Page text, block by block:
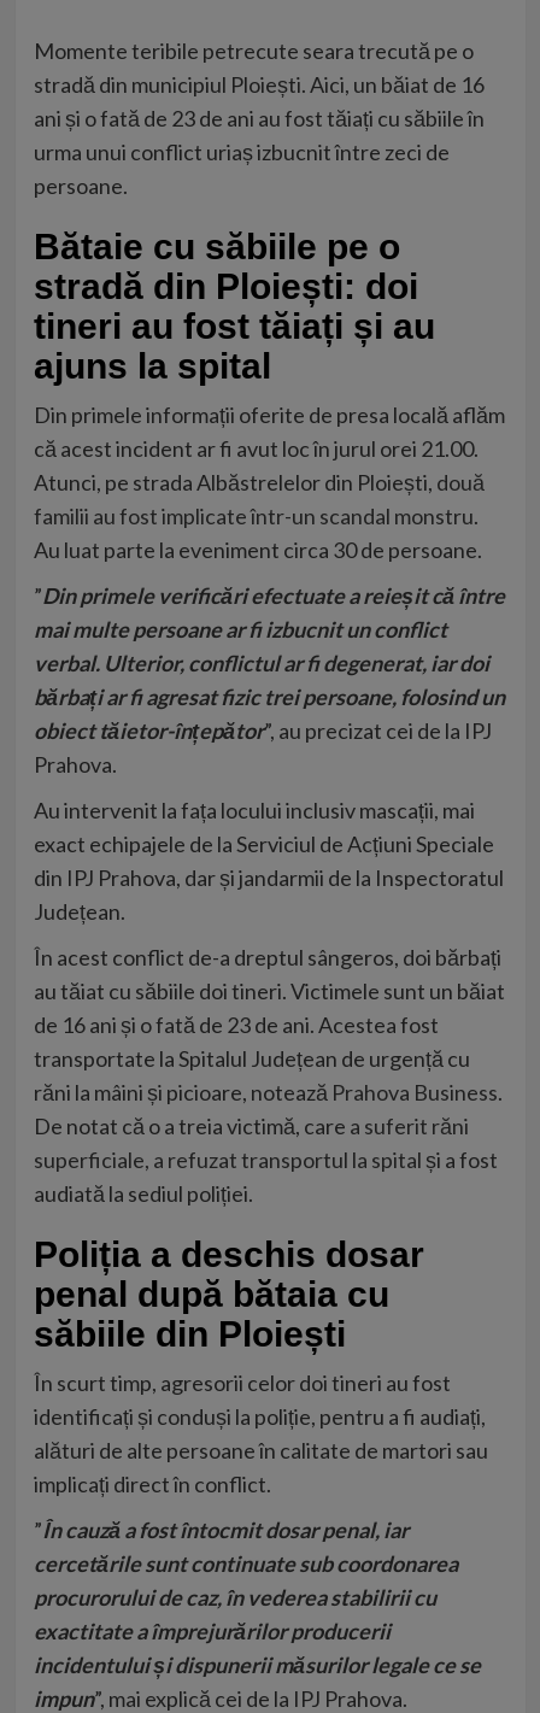
Momente teribile petrecute seara trecută pe o
stradă din municipiul Ploiești. Aici, un băiat de 16
ani și o fată de 23 de ani au fost tăiați cu săbiile în
urma unui conflict uriaș izbucnit între zeci de
persoane.
Bătaie cu săbiile pe o
stradă din Ploiești: doi
tineri au fost tăiați și au
ajuns la spital
Din primele informații oferite de presa locală aflăm
că acest incident ar fi avut loc în jurul orei 21.00.
Atunci, pe strada Albăstrelelor din Ploiești, două
familii au fost implicate într-un scandal monstru.
Au luat parte la eveniment circa 30 de persoane.
”Din primele verificări efectuate a reieșit că între
mai multe persoane ar fi izbucnit un conflict
verbal. Ulterior, conflictul ar fi degenerat, iar doi
bărbați ar fi agresat fizic trei persoane, folosind un
obiect tăietor-înțepător”, au precizat cei de la IPJ
Prahova.
Au intervenit la fața locului inclusiv mascații, mai
exact echipajele de la Serviciul de Acțiuni Speciale
din IPJ Prahova, dar și jandarmii de la Inspectoratul
Județean.
În acest conflict de-a dreptul sângeros, doi bărbați
au tăiat cu săbiile doi tineri. Victimele sunt un băiat
de 16 ani și o fată de 23 de ani. Acestea fost
transportate la Spitalul Județean de urgență cu
răni la mâini și picioare, notează Prahova Business.
De notat că o a treia victimă, care a suferit răni
superficiale, a refuzat transportul la spital și a fost
audiată la sediul poliției.
Poliția a deschis dosar
penal după bătaia cu
săbiile din Ploiești
În scurt timp, agresorii celor doi tineri au fost
identificați și conduși la poliție, pentru a fi audiați,
alături de alte persoane în calitate de martori sau
implicați direct în conflict.
”În cauză a fost întocmit dosar penal, iar
cercetările sunt continuate sub coordonarea
procurorului de caz, în vederea stabilirii cu
exactitate a împrejurărilor producerii
incidentului și dispunerii măsurilor legale ce se
impun”, mai explică cei de la IPJ Prahova.